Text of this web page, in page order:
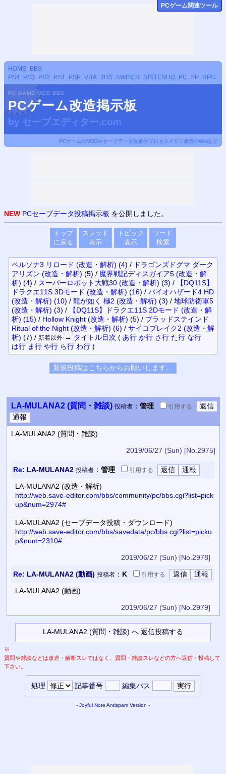
HOME
BBS
PS4
PS3 PS2 PS1 PSP VITA 3DS SWITCH NINTENDO PC SP RPG
PC GAME MOD BBS
PCゲーム改造掲示板
by セーブエディター.com
PCゲームのMODやセーブデータ改造やプロセスメモリ改造のWikiなど
NEW PCセーブデータ投稿掲示板 を公開しました。
トップ
に戻る
スレッド
表示
トピック
表示
ワード
検索
ペルソナ3 リロード (改造・解析) (4) / ドラゴンズドグマ ダーク
アリズン (改造・解析) (5) / 魔界戦記ディスガイア5 (改造・解
析) (4) / スーパーロボット大戦30 (改造・解析) (3) /
【DQ11S】
ドラクエ11S 3Dモード (改造・解析) (16) / バイオハザード4 HD
(改造・解析) (10) / 龍が如く 極2 (改造・解析) (3) / 地球防衛軍5
(改造・解析) (3) /
【DQ11S】ドラクエ11S 2Dモード (改造・解
析) (15) / Hollow Knight (改造・解析) (5) / ブラッドステインド
Ritual of the Night (改造・解析) (6) / サイコブレイク2 (改造・解
析) (7) / 新着以外 → タイトル目次 ( あ行 か行 さ行 た行 な行
は行 ま行 や行 ら行 わ行 )
LA-MULANA2 (質問・雑談) 投稿者： 管理 引用する
LA-MULANA2 (質問・雑談)
2019/06/27 (Sun) [No.2975]
Re: LA-MULANA2 投稿者： 管理 引用する
LA-MULANA2 (改造・解析)
http://web.save-editor.com/bbs/community/pc/bbs.cgi?list=pick
up&num=2974#
LA-MULANA2 (セーブデータ投稿・ダウンロード)
http://web.save-editor.com/bbs/savedata/pc/bbs.cgi?list=picku
p&num=2310#
2019/06/27 (Sun) [No.2978]
Re: LA-MULANA2 (動画) 投稿者： K 引用する
LA-MULANA2 (動画)
2019/06/27 (Sun) [No.2979]
※
質問や雑談などは改造・解析スレではなく、質問・雑談スレなどの方へ返信・投稿して
下さい。
処理 記事番号 編集パス
- Joyful Note Antispam Version -
PCゲーム関連ツール